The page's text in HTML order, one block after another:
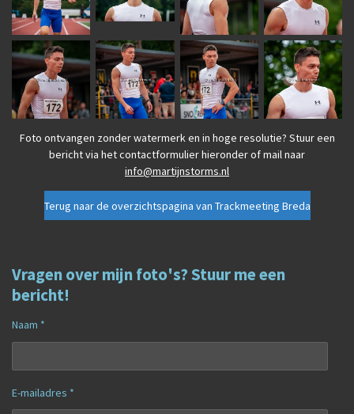
Foto ontvangen zonder watermerk en in hoge resolutie? Stuur een
bericht via het contactformulier hieronder of mail naar
info@martijnstorms.nl
Terug naar de overzichtspagina van Trackmeeting Breda
Vragen over mijn foto's? Stuur me een
bericht!
Naam *
E-mailadres *